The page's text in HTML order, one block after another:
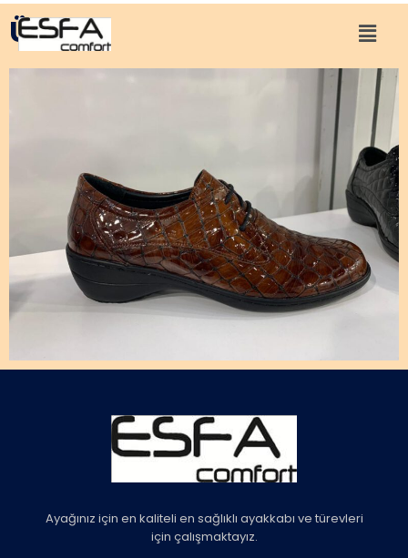
Ürün 4
Ayağınız için en kaliteli en sağlıklı ayakkabı ve türevleri
için çalışmaktayız.